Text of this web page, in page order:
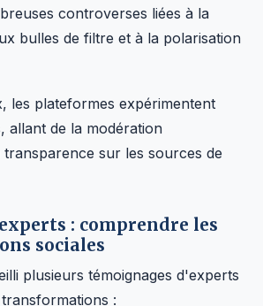
controverses liées à la
bulles de filtre et à la polarisation
les plateformes expérimentent
allant de la modération
sur les sources de
: comprendre les
sociales
plusieurs témoignages d'experts
: